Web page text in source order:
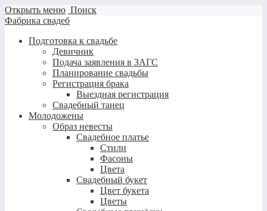
Открыть меню Поиск
Фабрика свадеб
Подготовка к свадьбе
Девичник
Подача заявления в ЗАГС
Планирование свадьбы
Регистрация брака
Выездная регистрация
Свадебный танец
Молодожены
Образ невесты
Свадебное платье
Стили
Фасоны
Цвета
Свадебный букет
Цвет букета
Цветы